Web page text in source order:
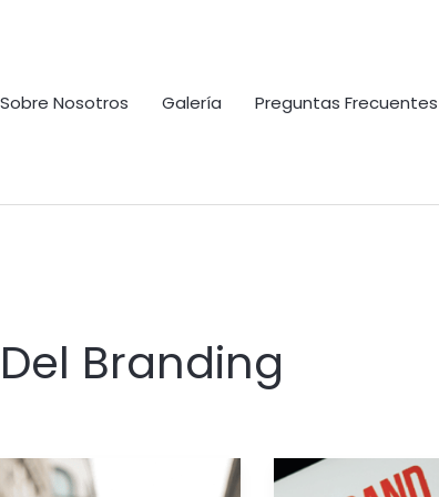
Sobre Nosotros Galería Preguntas Frecuentes
Branding